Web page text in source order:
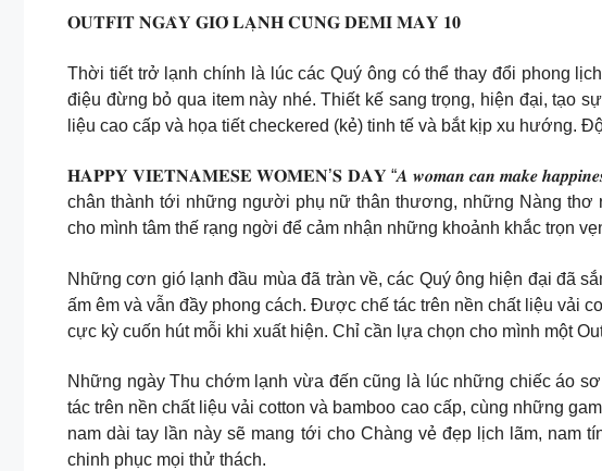
𝐎𝐔𝐓𝐅𝐈𝐓 𝐍𝐆𝐀̀𝐘 𝐆𝐈𝐎́ 𝐋𝐀̣𝐍𝐇 𝐂𝐔̀𝐍𝐆 𝐃𝐄𝐌𝐈 𝐌𝐀𝐘 𝟏𝟎
Thời tiết trở lạnh chính là lúc các Quý ông có thể thay đổi phong
điệu đừng bỏ qua item này nhé. Thiết kế sang trọng, hiện đại, tạo
liệu cao cấp và họa tiết checkered (kẻ) tinh tế và bắt kịp xu hướng.
𝐇𝐀𝐏𝐏𝐘 𝐕𝐈𝐄𝐓𝐍𝐀𝐌𝐄𝐒𝐄 𝐖𝐎𝐌𝐄𝐍’𝐒 𝐃𝐀𝐘 “𝑨 𝒘𝒐𝒎𝒂𝒏 𝒄𝒂𝒏 𝒎𝒂𝒌𝒆 𝒉𝒂𝒑𝒑𝒊𝒏𝒆𝒔𝒔
chân thành tới những người phụ nữ thân thương, những Nàng thơ
cho mình tâm thế rạng ngời để cảm nhận những khoảnh khắc trọn
Những cơn gió lạnh đầu mùa đã tràn về, các Quý ông hiện đại đã
ấm êm và vẫn đầy phong cách. Được chế tác trên nền chất liệu vải
cực kỳ cuốn hút mỗi khi xuất hiện. Chỉ cần lựa chọn cho mình một
Những ngày Thu chớm lạnh vừa đến cũng là lúc những chiếc áo
tác trên nền chất liệu vải cotton và bamboo cao cấp, cùng những
nam dài tay lần này sẽ mang tới cho Chàng vẻ đẹp lịch lãm, nam
chinh phục mọi thử thách.